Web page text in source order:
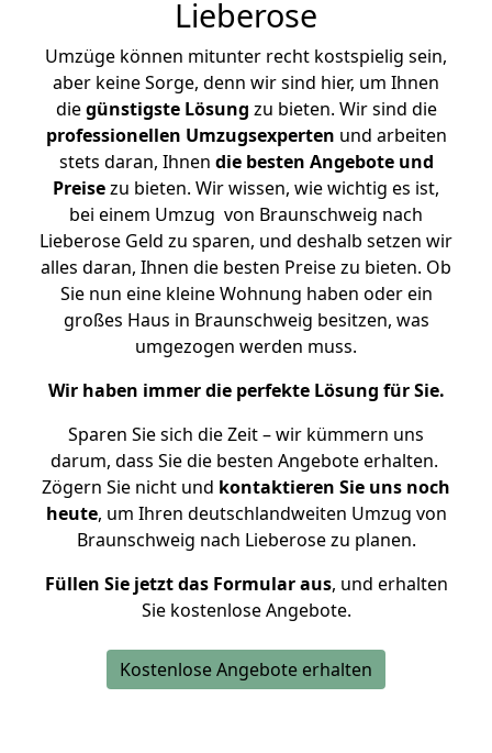
Lieberose
Umzüge können mitunter recht kostspielig sein,
aber keine Sorge, denn wir sind hier, um Ihnen
diegünstigste Lösung zu bieten. Wir sind die
professionellen Umzugsexperten und arbeiten
stets daran, Ihnen die besten Angebote und
Preisezu bieten. Wir wissen, wie wichtig es ist,
bei einem Umzug von Braunschweig nach
Lieberose Geld zu sparen, und deshalb setzen wir
alles daran, Ihnen die besten Preise zu bieten. Ob
Sie nun eine kleine Wohnung haben oder ein
großes Haus in Braunschweig besitzen, was
umgezogen werden muss.
Wir haben immer die perfekte Lösung für Sie.
Sparen Sie sich die Zeit – wir kümmern uns
darum, dass Sie die besten Angebote erhalten.
Zögern Sie nicht und kontaktieren Sie uns noch
heute, um Ihren deutschlandweiten Umzug von
Braunschweig nach Lieberose zu planen.
Füllen Sie jetzt das Formular aus, und erhalten
Sie kostenlose Angebote.
Kostenlose Angebote erhalten